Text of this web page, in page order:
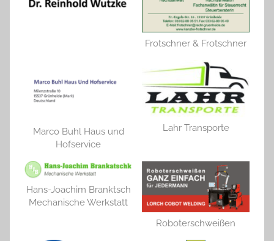
Frotschner & Frotschner
Marco Buhl Haus und
Hofservice
Lahr Transporte
Hans-Joachim Branktsch
Mechanische Werkstatt
Roboterschweißen